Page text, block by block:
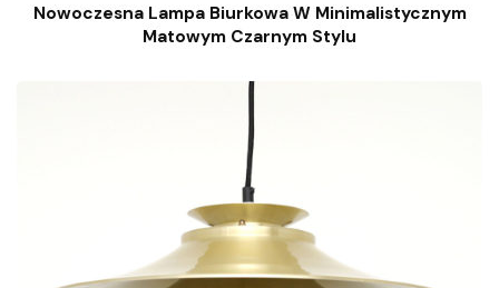
Nowoczesna Lampa Biurkowa W Minimalistycznym
Matowym Czarnym Stylu